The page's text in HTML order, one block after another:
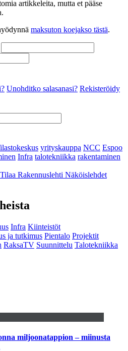
artikkeleita, mutta et pääse
maksuton koejakso tästä.
Unohditko salasanasi? Rekisteröidy
yrityskauppa NCC Espoo
Infra talotekniikka rakentaminen
Tilaa Rakennuslehti Näköislehdet
Infra Kiinteistöt
ja tutkimus Pientalo Projektit
RaksaTV Suunnittelu Talotekniikka
miljoonatappion – miinusta